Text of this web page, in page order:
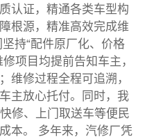
认证，精通各类车型构
根源，精准高效完成维
持“配件原厂化、价格
项目均提前告知车主，
维修过程全程可追溯，
主放心托付。同时，我
修、上门取送车等便民
本。 多年来，汽修厂凭